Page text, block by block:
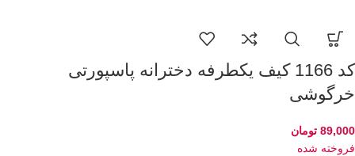
کد 1166 کیف یکطرفه دخترانه پاسپورتی
خرگوشی
89,000 تومان
فروخته شده